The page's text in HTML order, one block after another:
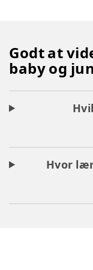
Godt at
baby og
Hvor